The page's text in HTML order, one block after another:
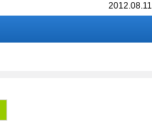
2012.08.11